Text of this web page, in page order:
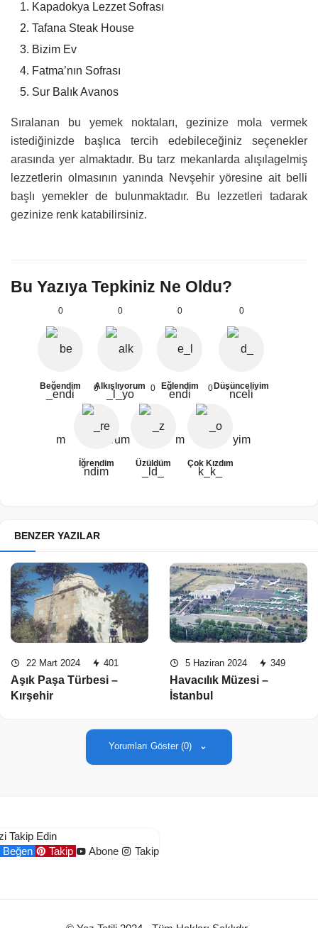
Kapadokya Lezzet Sofrası
Tafana Steak House
Bizim Ev
Fatma’nın Sofrası
Sur Balık Avanos
Sıralanan bu yemek noktaları, gezinize mola vermek
istediğinizde başlıca tercih edebileceğiniz seçenekler
arasında yer almaktadır. Bu tarz mekanlarda alışılagelmiş
lezzetlerin olmasının yanında Nevşehir yöresine ait belli
başlı yemekler de bulunmaktadır. Bu lezzetleri tadarak
gezinize renk katabilirsiniz.
Bu Yazıya Tepkiniz Ne Oldu?
0
Beğendim
0
Alkışlıyorum
0
Eğlendim
0
Düşünceliyim
0
İğrendim
0
Üzüldüm
0
Çok Kızdım
BENZER YAZILAR
22 Mart 2024 401
Aşık Paşa Türbesi –
Kırşehir
5 Haziran 2024 349
Havacılık Müzesi –
İstanbul
Yorumları Göster (0)
Takip Edin
Beğen
Takip Abone Takip